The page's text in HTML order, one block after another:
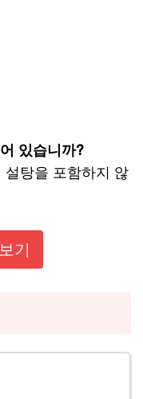
있습니까?
설탕을 포함하지 않
기